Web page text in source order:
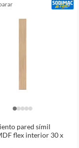
pared símil
flex interior 30 x